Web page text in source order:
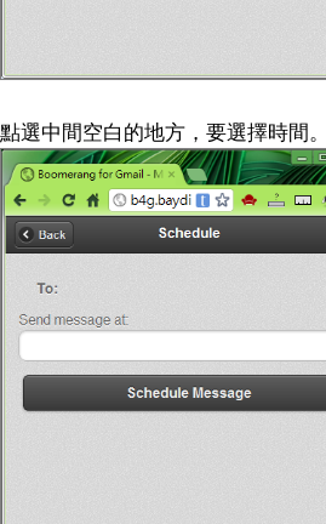
點選中間空白的地方，要選擇時間。